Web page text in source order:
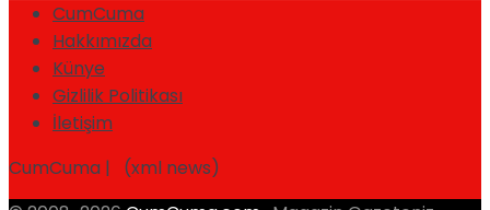
CumCuma
Hakkımızda
Künye
Gizlilik Politikası
İletişim
CumCuma | (xml news)